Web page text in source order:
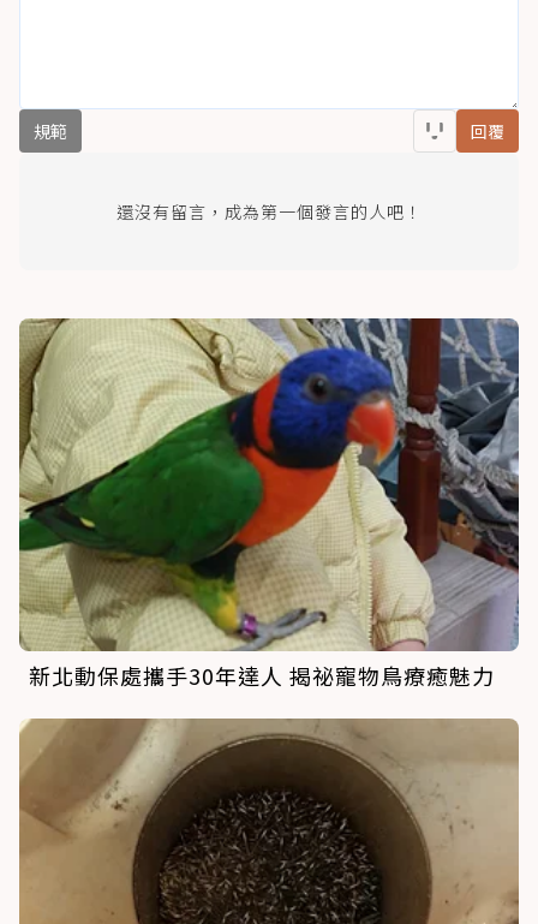
規範 回覆
還沒有留言，成為第一個發言的人吧！
新北動保處攜手30年達人 揭祕寵物鳥療癒魅力